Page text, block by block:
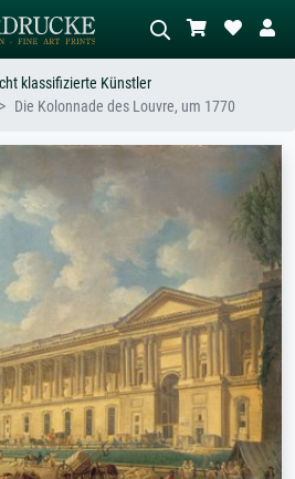
Welle
Wiese, Abstrakt mit viel Rot, Dunkles
Ölgemälde, Stehender Akt neben einem
Baum.
klassifizierte Künstler
Die Kolonnade des Louvre, um 1770